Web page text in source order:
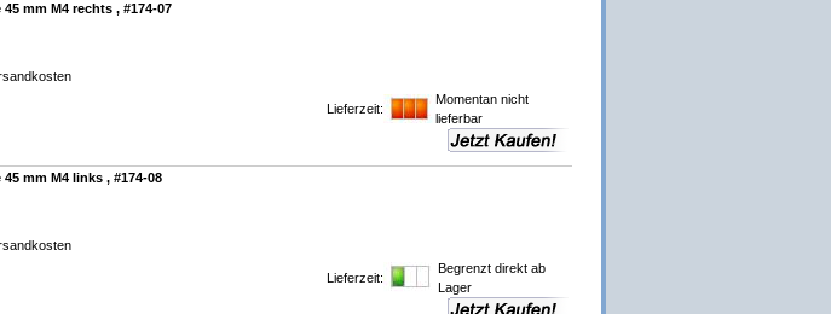
mm M4 rechts , #174-07
Lieferzeit:
Momentan nicht
lieferbar
mm M4 links , #174-08
Lieferzeit:
Begrenzt direkt ab
Lager